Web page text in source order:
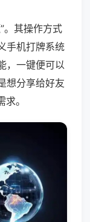
。其操作方式
手机打牌系统
，一键便可以
想分享给好友
。